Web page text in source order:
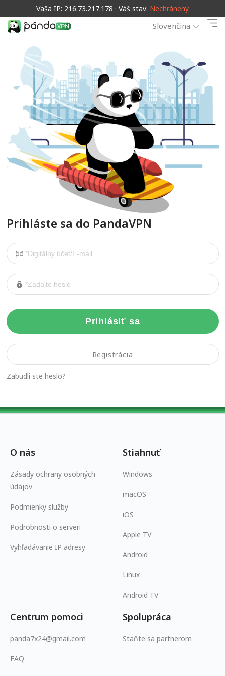
Vaša IP: 216.73.217.178 · Váš stav: Nechránený
Slovenčina
Prihláste sa do PandaVPN
Prihlásiť sa
Zabudli ste heslo?
Registrácia
O nás
Zásady ochrany osobných
údajov
Podmienky služby
Podrobnosti o serveri
Vyhľadávanie IP adresy
Stiahnuť
Windows
macOS
iOS
Apple TV
Android
Linux
Android TV
Centrum pomoci
panda7x24@gmail.com
FAQ
Spolupráca
Staňte sa partnerom